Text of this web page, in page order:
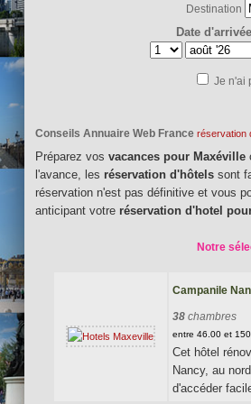
Destination
Date d'arrivée
Je n'ai
Conseils Annuaire Web France réservation
Préparez vos vacances pour Maxéville
l'avance, les réservation d'hôtels sont
réservation n'est pas définitive et vous
anticipant votre réservation d'hotel
Notre
Campanile
38 chambres
entre 46.00 et
Cet hôtel
Nancy, au
d'accéder